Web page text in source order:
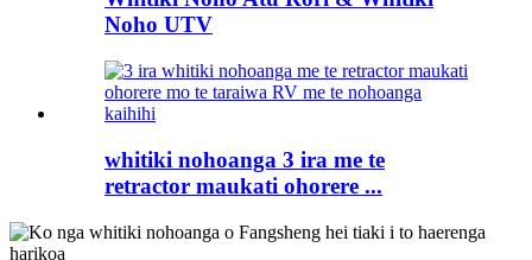
Noho UTV
whitiki nohoanga 3 ira me te
retractor maukati ohorere ...